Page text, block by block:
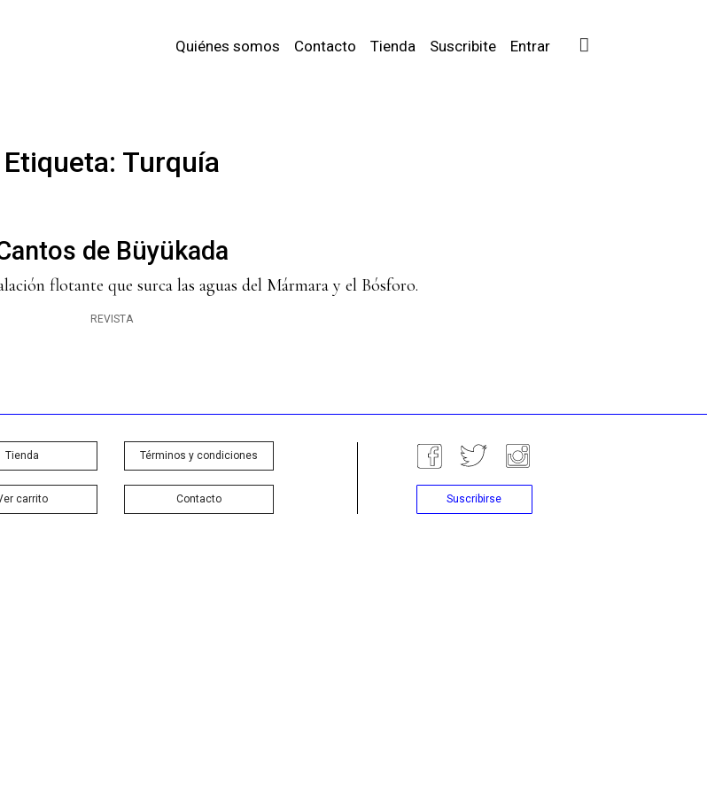
Quiénes somos Contacto Tienda Suscribite Entrar
Etiqueta: Turquía
de Büyükada
flotante que surca las aguas del Mármara y el Bósforo.
REVISTA
Tienda
carrito
Términos y condiciones
Contacto Suscribirse